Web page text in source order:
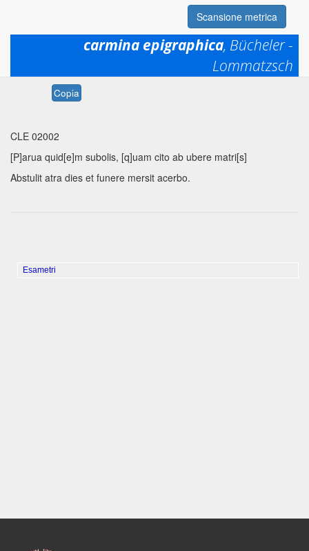
Scansione metrica
carmina epigraphica, Bücheler -
Lommatzsch
https://www.mqdq.it/textsce/CE|ce|2002
Copia
CLE 02002
[P]arua quid[e]m subolis, [q]uam cito ab ubere matri[s]
Abstulit atra dies et funere mersit acerbo.
Esametri